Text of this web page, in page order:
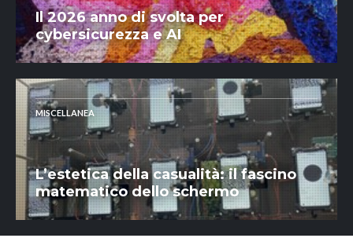
Il 2026 anno di svolta per
cybersicurezza e AI
MISCELLANEA
L’estetica della casualità: il fascino
matematico dello schermo